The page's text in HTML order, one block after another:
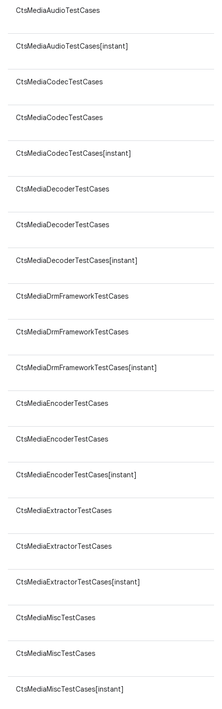
CtsMediaAudioTestCases
CtsMediaAudioTestCases[instant]
CtsMediaCodecTestCases
CtsMediaCodecTestCases
CtsMediaCodecTestCases[instant]
CtsMediaDecoderTestCases
CtsMediaDecoderTestCases
CtsMediaDecoderTestCases[instant]
CtsMediaDrmFrameworkTestCases
CtsMediaDrmFrameworkTestCases
CtsMediaDrmFrameworkTestCases[instant]
CtsMediaEncoderTestCases
CtsMediaEncoderTestCases
CtsMediaEncoderTestCases[instant]
CtsMediaExtractorTestCases
CtsMediaExtractorTestCases
CtsMediaExtractorTestCases[instant]
CtsMediaMiscTestCases
CtsMediaMiscTestCases
CtsMediaMiscTestCases[instant]